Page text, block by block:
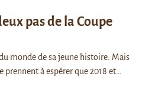
pas de la Coupe
monde de sa jeune histoire. Mais
à espérer que 2018 et…